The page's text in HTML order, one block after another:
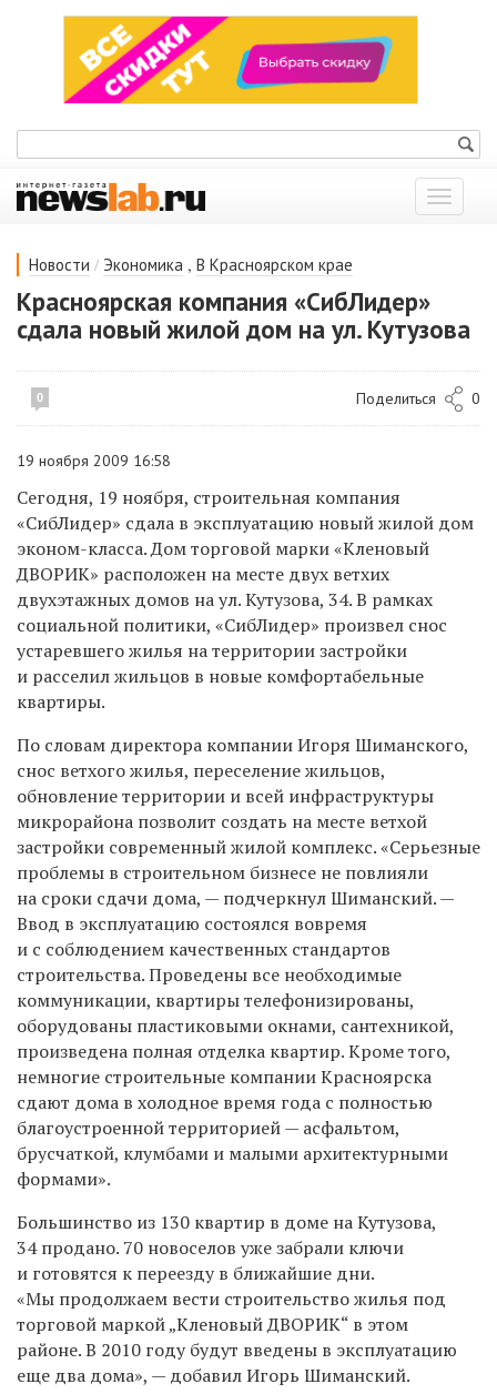
Показать
меню
Новости / Экономика , В Красноярском крае
Красноярская компания «СибЛидер»
сдала новый жилой дом на ул. Кутузова
0 Поделиться 0
19 ноября 2009 16:58
Сегодня, 19 ноября, строительная компания
«СибЛидер» сдала в эксплуатацию новый жилой дом
эконом-класса. Дом торговой марки «Кленовый
ДВОРИК» расположен на месте двух ветхих
двухэтажных домов на ул. Кутузова, 34. В рамках
социальной политики, «СибЛидер» произвел снос
устаревшего жилья на территории застройки
и расселил жильцов в новые комфортабельные
квартиры.
По словам директора компании Игоря Шиманского,
снос ветхого жилья, переселение жильцов,
обновление территории и всей инфраструктуры
микрорайона позволит создать на месте ветхой
застройки современный жилой комплекс. «Серьезные
проблемы в строительном бизнесе не повлияли
на сроки сдачи дома, — подчеркнул Шиманский. —
Ввод в эксплуатацию состоялся вовремя
и с соблюдением качественных стандартов
строительства. Проведены все необходимые
коммуникации, квартиры телефонизированы,
оборудованы пластиковыми окнами, сантехникой,
произведена полная отделка квартир. Кроме того,
немногие строительные компании Красноярска
сдают дома в холодное время года с полностью
благоустроенной территорией — асфальтом,
брусчаткой, клумбами и малыми архитектурными
формами».
Большинство из 130 квартир в доме на Кутузова,
34 продано. 70 новоселов уже забрали ключи
и готовятся к переезду в ближайшие дни.
«Мы продолжаем вести строительство жилья под
торговой маркой „Кленовый ДВОРИК“ в этом
районе. В 2010 году будут введены в эксплуатацию
еще два дома», — добавил Игорь Шиманский.